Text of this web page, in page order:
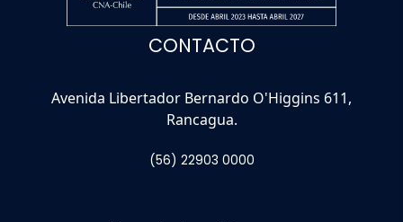
CONTACTO
Avenida Libertador Bernardo O'Higgins 611,
Rancagua.
(56) 22903 0000